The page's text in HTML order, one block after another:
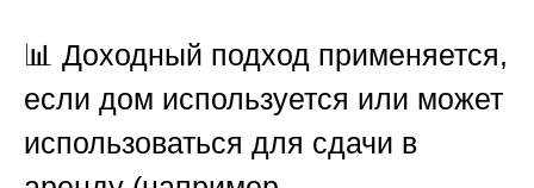
📊 Доходный подход применяется,
если дом используется или может
использоваться для сдачи в